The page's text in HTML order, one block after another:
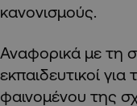
κανονισμούς.
Αναφορικά με τη
εκπαιδευτικοί
φαινομένου της